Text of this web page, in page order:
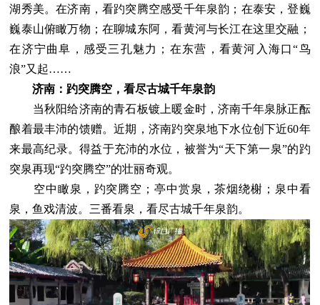
湖秀美。在济南，看趵突腾空感受千年泉韵；在泰安，登巍
巍泰山俯瞰万物；在聊城东阿，看黄河与长江在这里交融；
在济宁曲阜，感受三孔魅力；在东营，看黄河入海口“鸟
浪”又起……
济南：趵突腾空，看尽古城千年泉韵
当秋阳给济南的青石板镀上暖金时，济南千年泉脉正酝
酿着最丰沛的馈赠。近期，济南趵突泉地下水位创下近60年
来最高纪录。得益于充沛的水位，被誉为“天下第一泉”的趵
突泉再现“趵突腾空”的壮丽奇观。
空中瞰泉，趵突腾空；亭中赏泉，茶烟绕榭；泉中看
泉，鱼戏清波。三番看泉，看尽古城千年泉韵。